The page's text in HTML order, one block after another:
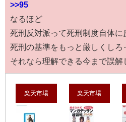
>>95
なるほど
死刑反対派って死刑制度自体に
死刑の基準をもっと厳しくしろ
それなら理解できる今まで誤解
楽天市場 楽天市場